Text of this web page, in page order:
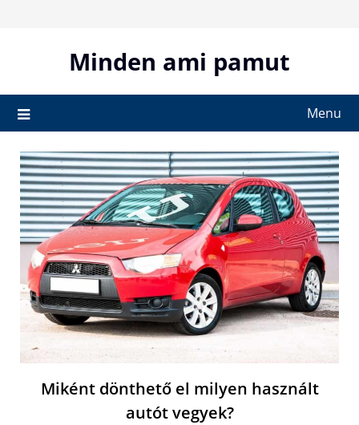
Minden ami pamut
Menu
Miként dönthető el milyen használt
autót vegyek?